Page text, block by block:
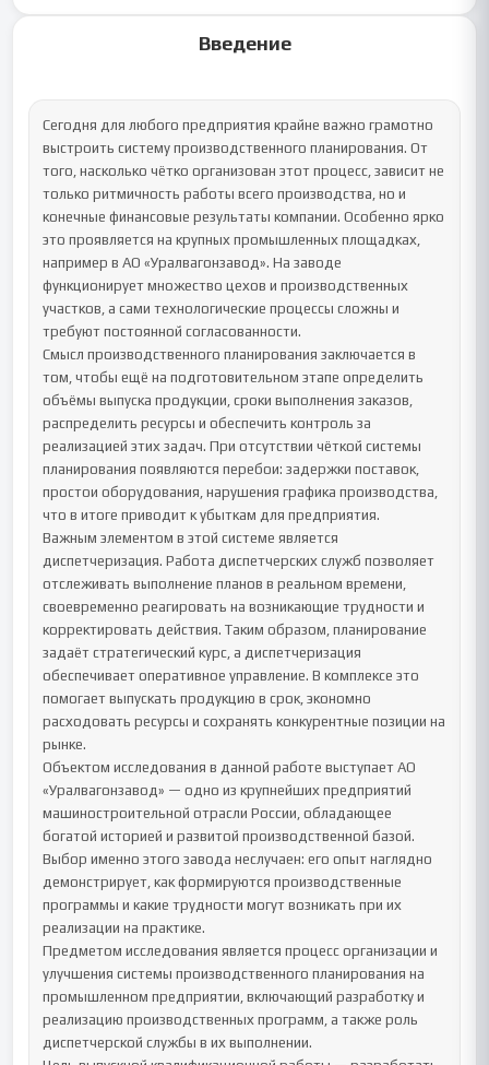
Введение
Сегодня для любого предприятия крайне важно грамотно
выстроить систему производственного планирования. От
того, насколько чётко организован этот процесс, зависит не
только ритмичность работы всего производства, но и
конечные финансовые результаты компании. Особенно ярко
это проявляется на крупных промышленных площадках,
например в АО «Уралвагонзавод». На заводе
функционирует множество цехов и производственных
участков, а сами технологические процессы сложны и
требуют постоянной согласованности.
Смысл производственного планирования заключается в
том, чтобы ещё на подготовительном этапе определить
объёмы выпуска продукции, сроки выполнения заказов,
распределить ресурсы и обеспечить контроль за
реализацией этих задач. При отсутствии чёткой системы
планирования появляются перебои: задержки поставок,
простои оборудования, нарушения графика производства,
что в итоге приводит к убыткам для предприятия.
Важным элементом в этой системе является
диспетчеризация. Работа диспетчерских служб позволяет
отслеживать выполнение планов в реальном времени,
своевременно реагировать на возникающие трудности и
корректировать действия. Таким образом, планирование
задаёт стратегический курс, а диспетчеризация
обеспечивает оперативное управление. В комплексе это
помогает выпускать продукцию в срок, экономно
расходовать ресурсы и сохранять конкурентные позиции на
рынке.
Объектом исследования в данной работе выступает АО
«Уралвагонзавод» — одно из крупнейших предприятий
машиностроительной отрасли России, обладающее
богатой историей и развитой производственной базой.
Выбор именно этого завода неслучаен: его опыт наглядно
демонстрирует, как формируются производственные
программы и какие трудности могут возникать при их
реализации на практике.
Предметом исследования является процесс организации и
улучшения системы производственного планирования на
промышленном предприятии, включающий разработку и
реализацию производственных программ, а также роль
диспетчерской службы в их выполнении.